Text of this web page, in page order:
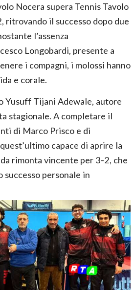
Nocera supera Tennis Tavolo
ritrovando il successo dopo due
l’assenza
Longobardi, presente a
i compagni, i molossi hanno
e corale.
Yusuff Tijani Adewale, autore
stagionale. A completare il
di Marco Prisco e di
capace di aprire la
rimonta vincente per 3-2, che
successo personale in